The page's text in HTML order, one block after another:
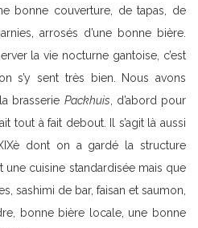
bonne couverture, de tapas, de
arrosés d’une bonne bière.
la vie nocturne gantoise, c’est
s’y sent très bien. Nous avons
brasserie Packhuis, d’abord pour
tout à fait debout. Il s’agit là aussi
dont on a gardé la structure
une cuisine standardisée mais que
sashimi de bar, faisan et saumon,
bonne bière locale, une bonne